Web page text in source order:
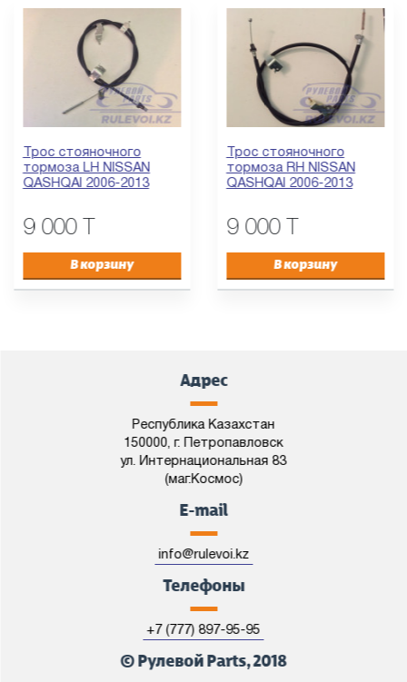
Трос стояночного
тормоза LH NISSAN
QASHQAI 2006-2013
9 000 T
В корзину
Трос стояночного
тормоза RH NISSAN
QASHQAI 2006-2013
9 000 T
В корзину
Адрес
Республика Казахстан
150000, г. Петропавловск
ул. Интернациональная 83
(маг.Космос)
E-mail
info@rulevoi.kz
Телефоны
+7 (777) 897-95-95
© Рулевой Parts, 2018